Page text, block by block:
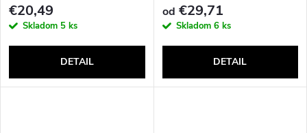
€20,49
Skladom 5 ks
DETAIL
od €29,71
Skladom 6 ks
DETAIL